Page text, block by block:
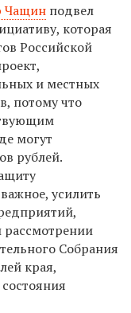
Чащин подвел
которая
Российской
и местных
потому что
могут
рублей.
усилить
Собрания
края,